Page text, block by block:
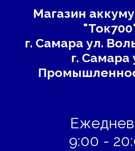
Магазин
г. Самара ул.
г. Самара
9:00 -